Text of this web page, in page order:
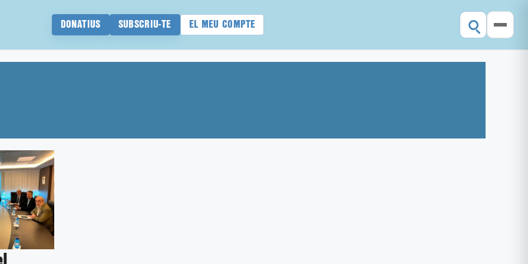
DONATIUS SUBSCRIU-TE EL MEU COMPTE